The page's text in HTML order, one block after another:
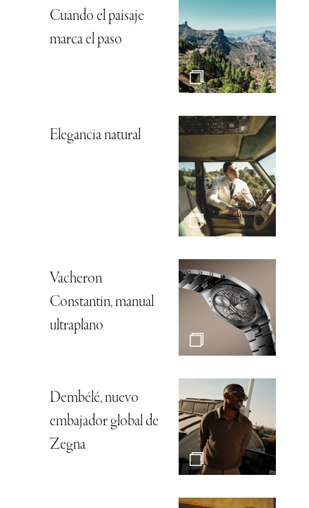
Cuando el paisaje
marca el paso
Elegancia natural
Vacheron
Constantin, manual
ultraplano
Dembélé, nuevo
embajador global de
Zegna